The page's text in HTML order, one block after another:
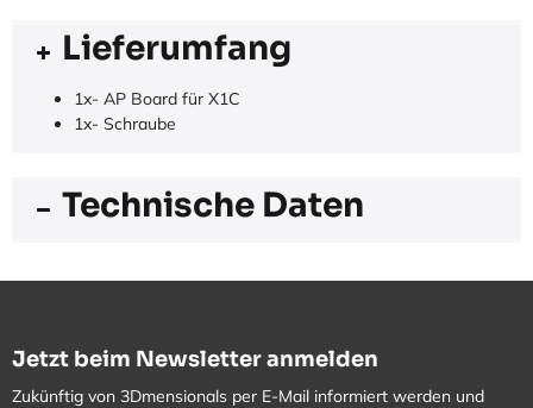
Lieferumfang
1x- AP Board für X1C
1x- Schraube
Technische Daten
Jetzt beim Newsletter anmelden
Zukünftig von 3Dmensionals per E-Mail informiert werden und